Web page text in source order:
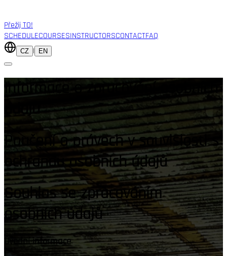
Přežij TO!
SCHEDULECOURSESINSTRUCTORSCONTACTFAQ
CZ | EN
Informace o zpracování osobních
údajů
Poučení o právech v souvislosti s
ochranou osobních údajů
Souhlas se zpracováním
osobních údajů
Úvodní informace